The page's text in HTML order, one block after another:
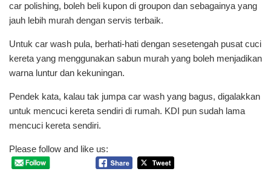
car polishing, boleh beli kupon di groupon dan sebagainya yang
jauh lebih murah dengan servis terbaik.
Untuk car wash pula, berhati-hati dengan sesetengah pusat cuci
kereta yang menggunakan sabun murah yang boleh menjadikan
warna luntur dan kekuningan.
Pendek kata, kalau tak jumpa car wash yang bagus, digalakkan
untuk mencuci kereta sendiri di rumah. KDI pun sudah lama
mencuci kereta sendiri.
Please follow and like us: